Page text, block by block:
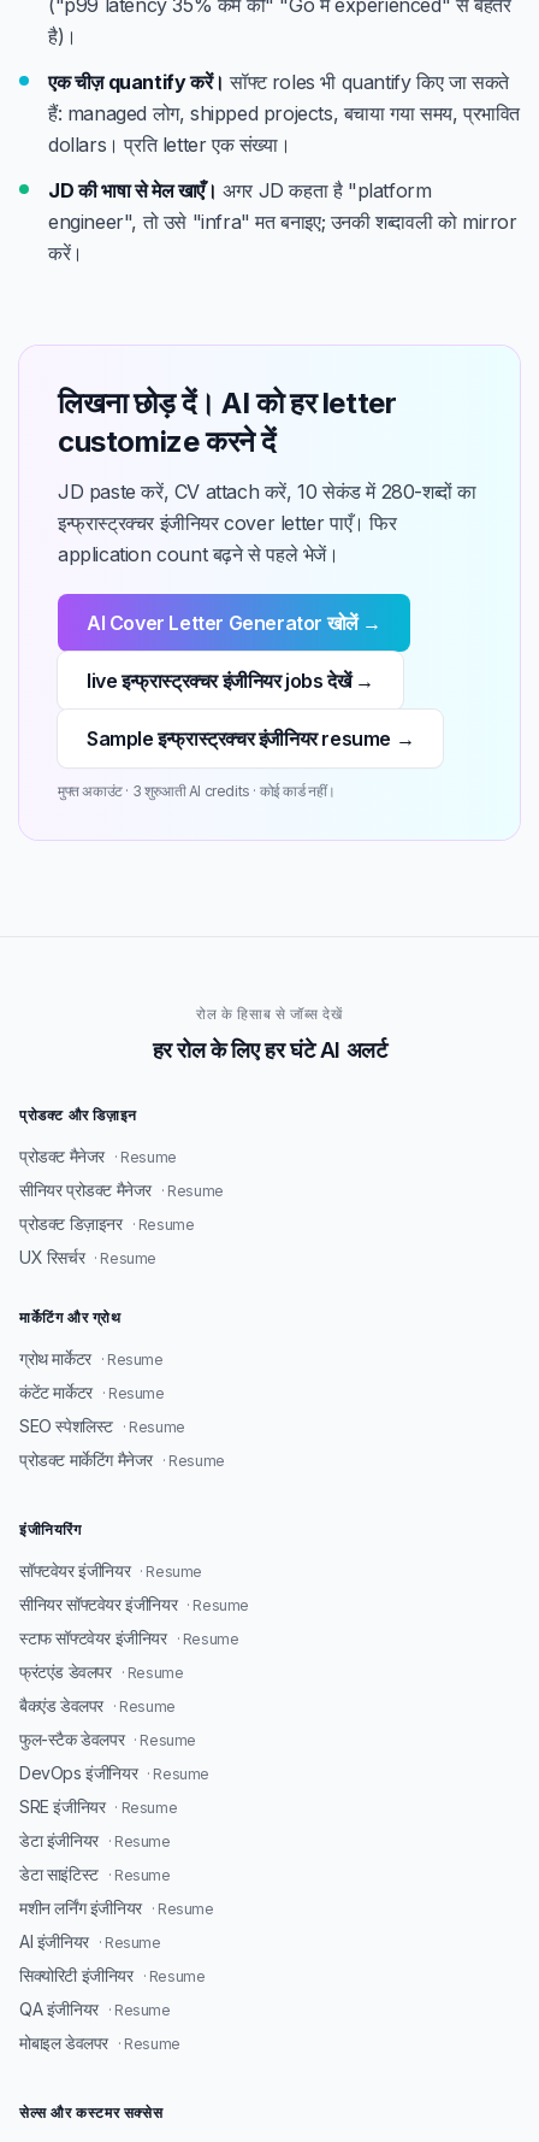
("p99 latency 35% कम की" "Go में experienced" से बेहतर
है)।
एक चीज़ quantify करें। सॉफ्ट roles भी quantify किए जा सकते
हैं: managed लोग, shipped projects, बचाया गया समय, प्रभावित
dollars। प्रति letter एक संख्या।
JD की भाषा से मेल खाएँ। अगर JD कहता है "platform
engineer", तो उसे "infra" मत बनाइए; उनकी शब्दावली को mirror
करें।
लिखना छोड़ दें। AI को हर letter
customize करने दें
JD paste करें, CV attach करें, 10 सेकंड में 280-शब्दों का
इन्फ्रास्ट्रक्चर इंजीनियर cover letter पाएँ। फिर
application count बढ़ने से पहले भेजें।
AI Cover Letter Generator खोलें →
live इन्फ्रास्ट्रक्चर इंजीनियर jobs देखें →
Sample इन्फ्रास्ट्रक्चर इंजीनियर resume →
मुफ्त अकाउंट · 3 शुरुआती AI credits · कोई कार्ड नहीं।
रोल के हिसाब से जॉब्स देखें
हर रोल के लिए हर घंटे AI अलर्ट
प्रोडक्ट और डिज़ाइन
प्रोडक्ट मैनेजर · Resume
सीनियर प्रोडक्ट मैनेजर · Resume
प्रोडक्ट डिज़ाइनर · Resume
UX रिसर्चर · Resume
मार्केटिंग और ग्रोथ
ग्रोथ मार्केटर · Resume
कंटेंट मार्केटर · Resume
SEO स्पेशलिस्ट · Resume
प्रोडक्ट मार्केटिंग मैनेजर · Resume
इंजीनियरिंग
सॉफ्टवेयर इंजीनियर · Resume
सीनियर सॉफ्टवेयर इंजीनियर · Resume
स्टाफ सॉफ्टवेयर इंजीनियर · Resume
फ्रंटएंड डेवलपर · Resume
बैकएंड डेवलपर · Resume
फुल-स्टैक डेवलपर · Resume
DevOps इंजीनियर · Resume
SRE इंजीनियर · Resume
डेटा इंजीनियर · Resume
डेटा साइंटिस्ट · Resume
मशीन लर्निंग इंजीनियर · Resume
AI इंजीनियर · Resume
सिक्योरिटी इंजीनियर · Resume
QA इंजीनियर · Resume
मोबाइल डेवलपर · Resume
सेल्स और कस्टमर सक्सेस